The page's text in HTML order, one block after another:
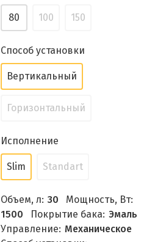
80 100 150
Способ установки
Вертикальный
Горизонтальный
Исполнение
Slim Standart
Объем, л: 30
Мощность, Вт:
1500
Покрытие бака: Эмаль
Управление: Механическое